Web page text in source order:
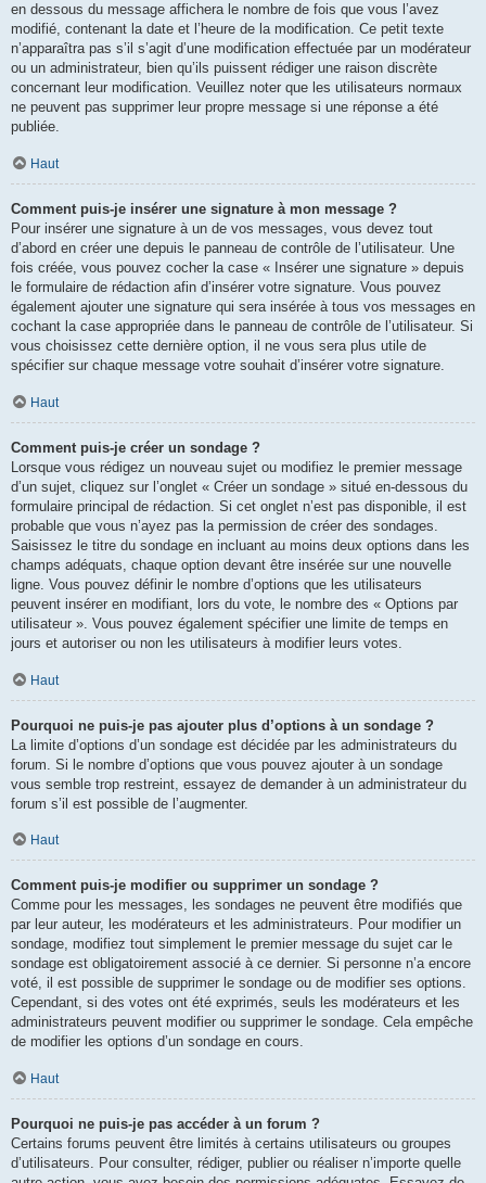
en dessous du message affichera le nombre de fois que vous l’avez
modifié, contenant la date et l’heure de la modification. Ce petit texte
n’apparaîtra pas s’il s’agit d’une modification effectuée par un modérateur
ou un administrateur, bien qu’ils puissent rédiger une raison discrète
concernant leur modification. Veuillez noter que les utilisateurs normaux
ne peuvent pas supprimer leur propre message si une réponse a été
publiée.
Haut
Comment puis-je insérer une signature à mon message ?
Pour insérer une signature à un de vos messages, vous devez tout
d’abord en créer une depuis le panneau de contrôle de l’utilisateur. Une
fois créée, vous pouvez cocher la case « Insérer une signature » depuis
le formulaire de rédaction afin d’insérer votre signature. Vous pouvez
également ajouter une signature qui sera insérée à tous vos messages en
cochant la case appropriée dans le panneau de contrôle de l’utilisateur. Si
vous choisissez cette dernière option, il ne vous sera plus utile de
spécifier sur chaque message votre souhait d’insérer votre signature.
Haut
Comment puis-je créer un sondage ?
Lorsque vous rédigez un nouveau sujet ou modifiez le premier message
d’un sujet, cliquez sur l’onglet « Créer un sondage » situé en-dessous du
formulaire principal de rédaction. Si cet onglet n’est pas disponible, il est
probable que vous n’ayez pas la permission de créer des sondages.
Saisissez le titre du sondage en incluant au moins deux options dans les
champs adéquats, chaque option devant être insérée sur une nouvelle
ligne. Vous pouvez définir le nombre d’options que les utilisateurs
peuvent insérer en modifiant, lors du vote, le nombre des « Options par
utilisateur ». Vous pouvez également spécifier une limite de temps en
jours et autoriser ou non les utilisateurs à modifier leurs votes.
Haut
Pourquoi ne puis-je pas ajouter plus d’options à un sondage ?
La limite d’options d’un sondage est décidée par les administrateurs du
forum. Si le nombre d’options que vous pouvez ajouter à un sondage
vous semble trop restreint, essayez de demander à un administrateur du
forum s’il est possible de l’augmenter.
Haut
Comment puis-je modifier ou supprimer un sondage ?
Comme pour les messages, les sondages ne peuvent être modifiés que
par leur auteur, les modérateurs et les administrateurs. Pour modifier un
sondage, modifiez tout simplement le premier message du sujet car le
sondage est obligatoirement associé à ce dernier. Si personne n’a encore
voté, il est possible de supprimer le sondage ou de modifier ses options.
Cependant, si des votes ont été exprimés, seuls les modérateurs et les
administrateurs peuvent modifier ou supprimer le sondage. Cela empêche
de modifier les options d’un sondage en cours.
Haut
Pourquoi ne puis-je pas accéder à un forum ?
Certains forums peuvent être limités à certains utilisateurs ou groupes
d’utilisateurs. Pour consulter, rédiger, publier ou réaliser n’importe quelle